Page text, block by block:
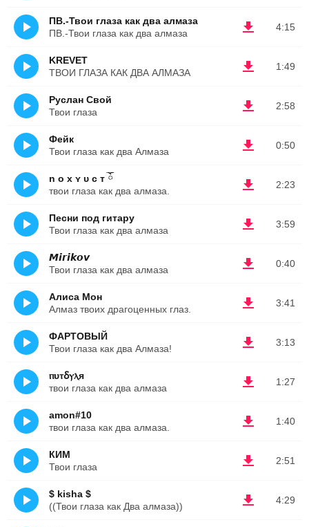
4:15
ПВ.-Твои глаза как два алмаза
ПВ.-Твои глаза как два алмаза
1:49
KREVET
ТВОИ ГЛАЗА КАК ДВА АЛМАЗА
2:58
Руслан Свой
Твои глаза
0:50
Фейк
Твои глаза как два Алмаза
2:23
n ᴏ x ʏ ᴜ ᴄ ᴛ ོ
твои глаза как два алмаза.
3:59
Песни под гитару
Твои глаза как два алмаза
0:40
𝙈𝙞𝙧𝙞𝙠𝙤𝙫
Твои глаза как два алмаза
3:41
Алиса Мон
Алмаз твоих драгоценных глаз.
3:13
ФАРТОВЫЙ
Твои глаза как два Алмаза!
1:27
ⲡυⲧⳝⲩⲗя
твои глаза как два алмаза
1:40
amon#10
твои глаза как два алмаза.
2:51
КИМ
Твои глаза
4:29
$ kisha $
((Твои глаза как Два алмаза))